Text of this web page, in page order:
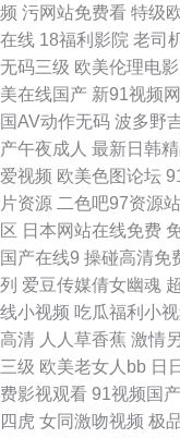
频 污网站免费看 特级
在线 18福利影院 老司
无码三级 欧美伦理电
美在线国产 新91视频网
国AV动作无码 波多野
产午夜成人 最新日韩
爱视频 欧美色图论坛
片资源 二色吧97资源站
区 日本网站在线免费
国产在线9 操碰高清免
列 爱豆传媒倩女幽魂
线小视频 吃瓜福利小
高清 人人草香蕉 激情
三级 欧美老女人bb 日
费影视观看 91视频国
四虎 女同激吻视频 极